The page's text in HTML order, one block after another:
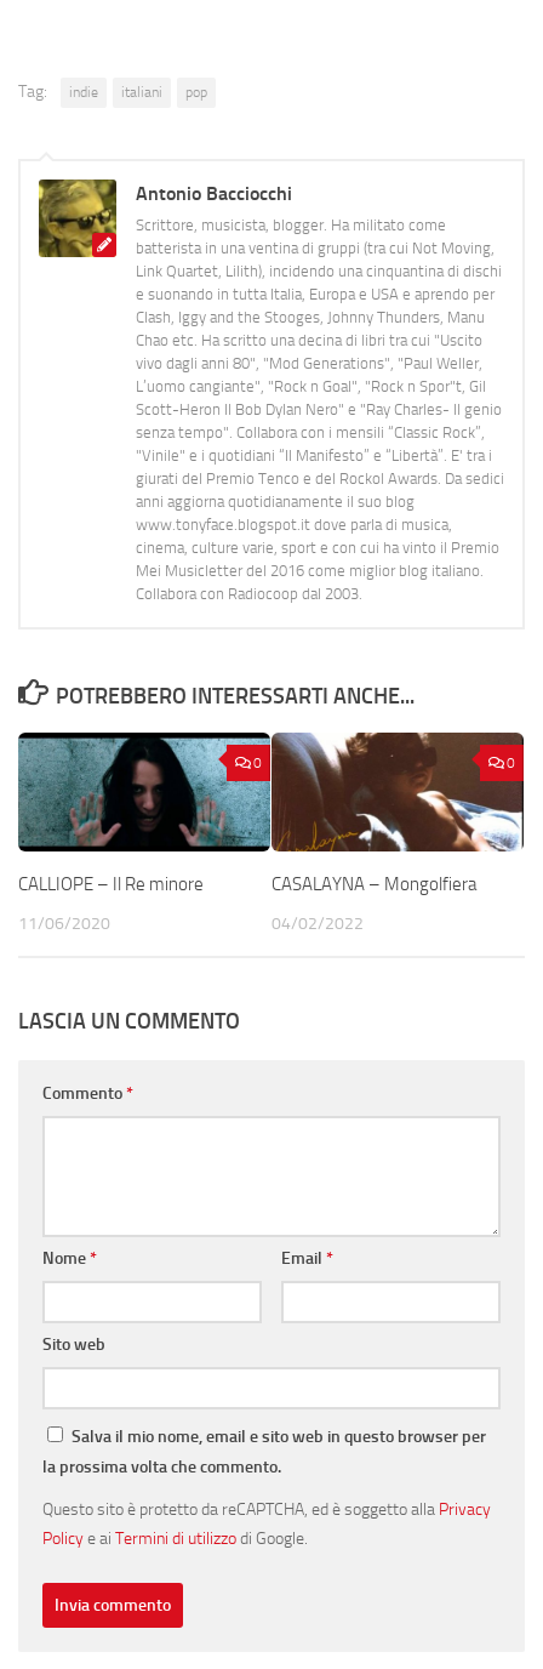
Tag: indie italiani pop
Antonio Bacciocchi
Scrittore, musicista, blogger. Ha militato come
batterista in una ventina di gruppi (tra cui Not Moving,
Link Quartet, Lilith), incidendo una cinquantina di dischi
e suonando in tutta Italia, Europa e USA e aprendo per
Clash, Iggy and the Stooges, Johnny Thunders, Manu
Chao etc. Ha scritto una decina di libri tra cui "Uscito
vivo dagli anni 80", "Mod Generations", "Paul Weller,
L’uomo cangiante", "Rock n Goal", "Rock n Spor"t, Gil
Scott-Heron Il Bob Dylan Nero" e "Ray Charles- Il genio
senza tempo". Collabora con i mensili “Classic Rock”,
"Vinile" e i quotidiani “Il Manifesto” e “Libertà”. E' tra i
giurati del Premio Tenco e del Rockol Awards. Da sedici
anni aggiorna quotidianamente il suo blog
www.tonyface.blogspot.it dove parla di musica,
cinema, culture varie, sport e con cui ha vinto il Premio
Mei Musicletter del 2016 come miglior blog italiano.
Collabora con Radiocoop dal 2003.
POTREBBERO INTERESSARTI ANCHE...
0
CALLIOPE – Il Re minore
11/06/2020
0
CASALAYNA – Mongolfiera
04/02/2022
LASCIA UN COMMENTO
Commento*
Nome* Email *
Sito web
Salva il mio nome, email e sito web in questo browser per
la prossima volta che commento.
Questo sito è protetto da reCAPTCHA, ed è soggetto alla Privacy
Policye ai Termini di utilizzodi Google.